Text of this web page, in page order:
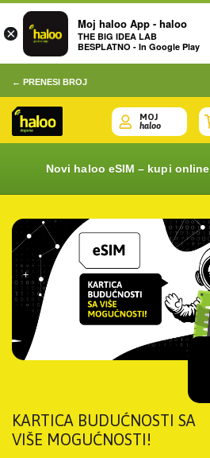
← PRENESI BROJ
MOJ
haloo
Novi haloo eSIM – kupi online
KARTICA BUDUĆNOSTI SA
VIŠE MOGUĆNOSTI!
×
Moj haloo App - haloo
THE BIG IDEA LAB
BESPLATNO - In Google Play